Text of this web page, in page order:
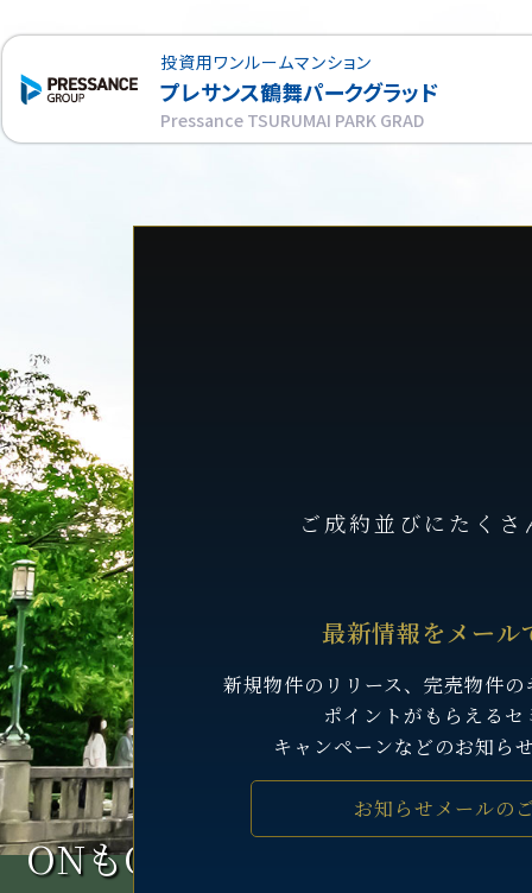
投資用ワンルームマンション
プレサンス鶴舞パークグラッド
Pressance TSURUMAI PARK GRAD
ご成約並びにたく
最新情報をメール
新規物件のリリース、完売物件
ポイントがもらえるセ
キャンペーンなどのお知ら
お知らせメールの
ONもOFFも、